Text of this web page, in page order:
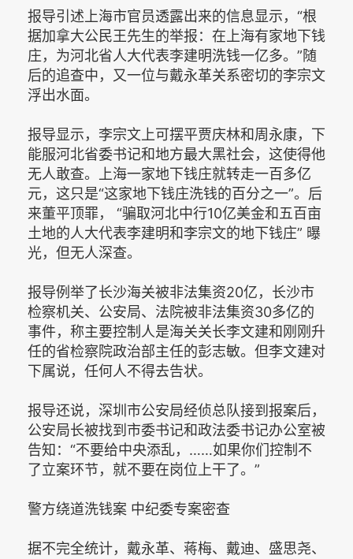
报导引述上海市官员透露出来的信息显示，“根
据加拿大公民王先生的举报：在上海有家地下钱
庄，为河北省人大代表李建明洗钱一亿多。”随
后的追查中，又一位与戴永革关系密切的李宗文
浮出水面。
报导显示，李宗文上可摆平贾庆林和周永康，下
能服河北省委书记和地方最大黑社会，这使得他
无人敢查。上海一家地下钱庄就转走一百多亿
元，这只是“这家地下钱庄洗钱的百分之一”。后
来董平顶罪， “骗取河北中行10亿美金和五百亩
土地的人大代表李建明和李宗文的地下钱庄” 曝
光，但无人深查。
报导例举了长沙海关被非法集资20亿，长沙市
检察机关、公安局、法院被非法集资30多亿的
事件，称主要控制人是海关关长李文建和刚刚升
任的省检察院政治部主任的彭志敏。但李文建对
下属说，任何人不得去告状。
报导还说，深圳市公安局经侦总队接到报案后，
公安局长被找到市委书记和政法委书记办公室被
告知：“不要给中央添乱，……如果你们控制不
了立案环节，就不要在岗位上干了。”
警方绕道洗钱案 中纪委专案密查
据不完全统计，戴永革、蒋梅、戴迪、盛思尧、